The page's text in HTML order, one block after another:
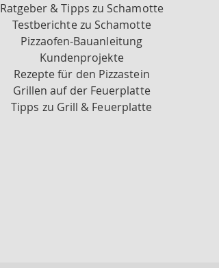
Ratgeber & Tipps zu Schamotte
Testberichte zu Schamotte
Pizzaofen-Bauanleitung
Kundenprojekte
Rezepte für den Pizzastein
Grillen auf der Feuerplatte
Tipps zu Grill & Feuerplatte